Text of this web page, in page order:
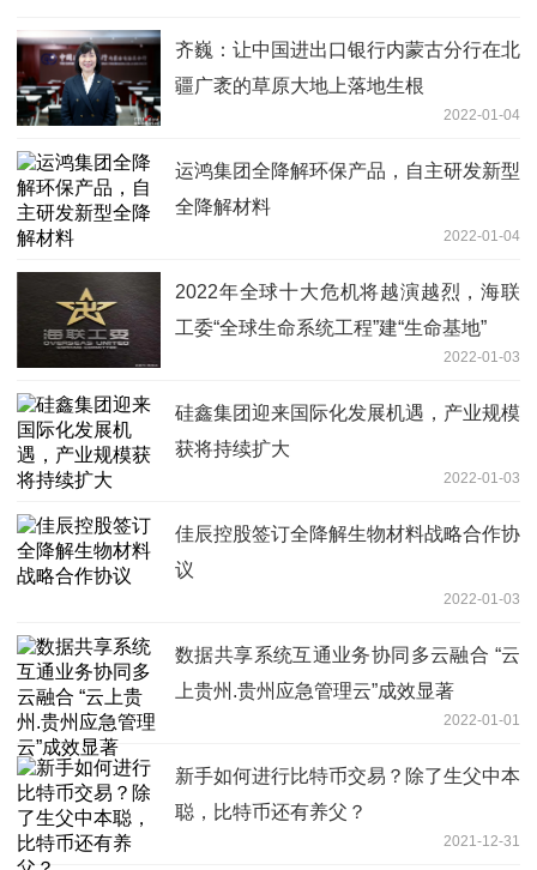
齐巍：让中国进出口银行内蒙古分行在北
疆广袤的草原大地上落地生根
2022-01-04
运鸿集团全降解环保产品，自主研发新型
全降解材料
2022-01-04
2022年全球十大危机将越演越烈，海联
工委“全球生命系统工程”建“生命基地”
2022-01-03
硅鑫集团迎来国际化发展机遇，产业规模
获将持续扩大
2022-01-03
佳辰控股签订全降解生物材料战略合作协
议
2022-01-03
数据共享系统互通业务协同多云融合 “云
上贵州.贵州应急管理云”成效显著
2022-01-01
新手如何进行比特币交易？除了生父中本
聪，比特币还有养父？
2021-12-31